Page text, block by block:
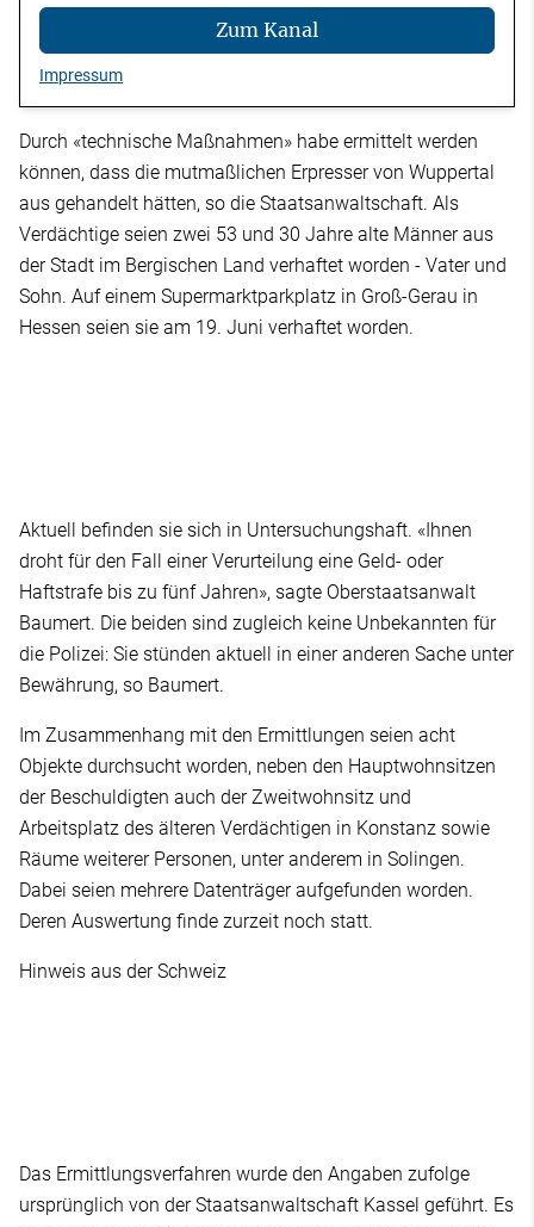
Zum Kanal
Impressum
Durch «technische Maßnahmen» habe ermittelt werden
können, dass die mutmaßlichen Erpresser von Wuppertal
aus gehandelt hätten, so die Staatsanwaltschaft. Als
Verdächtige seien zwei 53 und 30 Jahre alte Männer aus
der Stadt im Bergischen Land verhaftet worden - Vater und
Sohn. Auf einem Supermarktparkplatz in Groß-Gerau in
Hessen seien sie am 19. Juni verhaftet worden.
Aktuell befinden sie sich in Untersuchungshaft. «Ihnen
droht für den Fall einer Verurteilung eine Geld- oder
Haftstrafe bis zu fünf Jahren», sagte Oberstaatsanwalt
Baumert. Die beiden sind zugleich keine Unbekannten für
die Polizei: Sie stünden aktuell in einer anderen Sache unter
Bewährung, so Baumert.
Im Zusammenhang mit den Ermittlungen seien acht
Objekte durchsucht worden, neben den Hauptwohnsitzen
der Beschuldigten auch der Zweitwohnsitz und
Arbeitsplatz des älteren Verdächtigen in Konstanz sowie
Räume weiterer Personen, unter anderem in Solingen.
Dabei seien mehrere Datenträger aufgefunden worden.
Deren Auswertung finde zurzeit noch statt.
Hinweis aus der Schweiz
Das Ermittlungsverfahren wurde den Angaben zufolge
ursprünglich von der Staatsanwaltschaft Kassel geführt. Es